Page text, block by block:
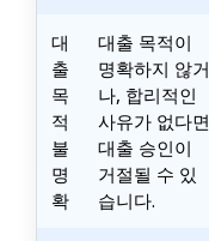
대
출
목
적
불
명
확
대출 목적이
명확하지 않거
나, 합리적인
사유가 없다면
대출 승인이
거절될 수 있
습니다.